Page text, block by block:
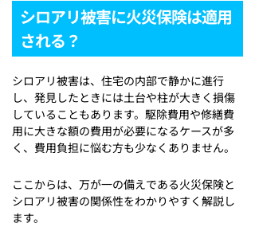
シロアリ被害に火災保険は適用
される？
シロアリ被害は、住宅の内部で静かに進行
し、発見したときには土台や柱が大きく損傷
していることもあります。駆除費用や修繕費
用に大きな額の費用が必要になるケースが多
く、費用負担に悩む方も少なくありません。
ここからは、万が一の備えである火災保険と
シロアリ被害の関係性をわかりやすく解説し
ます。